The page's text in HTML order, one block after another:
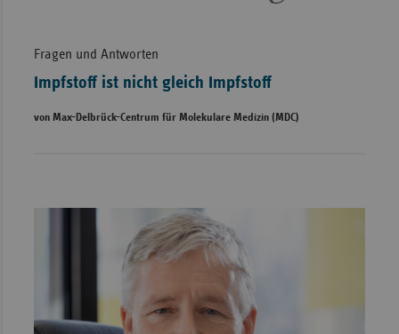
Fragen und Antworten
Impfstoff ist nicht gleich Impfstoff
von Max-Delbrück-Centrum für Molekulare Medizin (MDC)